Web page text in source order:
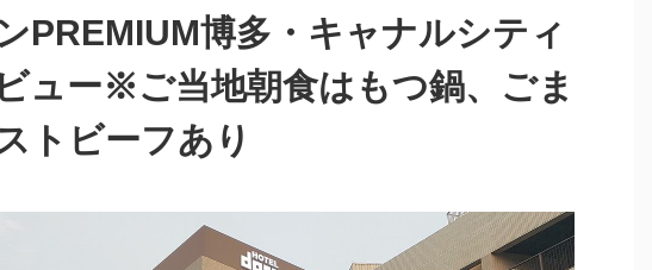
PREMIUM博多・キャナルシティ
ュー※ご当地朝食はもつ鍋、ごま
トビーフあり